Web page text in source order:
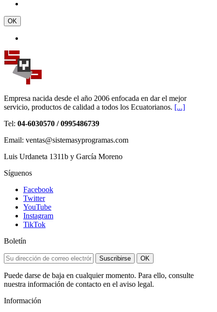
OK
Empresa nacida desde el año 2006 enfocada en dar el mejor
servicio, productos de calidad a todos los Ecuatorianos. [...]
Tel: 04-6030570 / 0995486739
Email: ventas@sistemasyprogramas.com
Luis Urdaneta 1311b y García Moreno
Síguenos
Facebook
Twitter
YouTube
Instagram
TikTok
Boletín
Suscribirse OK
Puede darse de baja en cualquier momento. Para ello, consulte
nuestra información de contacto en el aviso legal.
Información